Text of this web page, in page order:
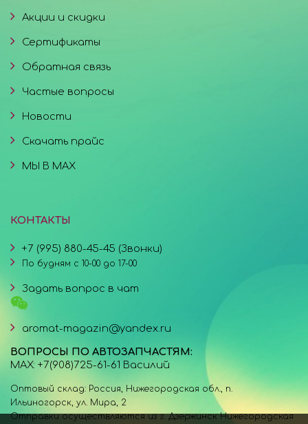
Акции и скидки
Сертификаты
Обратная связь
Частые вопросы
Новости
Скачать прайс
МЫ В MAX
КОНТАКТЫ
+7 (995) 880-45-45 (Звонки)
По будням с 10-00 до 17-00
Задать вопрос в чат
aromat-magazin@yandex.ru
ВОПРОСЫ ПО АВТОЗАПЧАСТЯМ:
MAX: +7(908)725-61-61 Василий
Оптовый склад: Россия, Нижегородская обл., п.
Ильиногорск, ул. Мира, 2
Отправки осуществляются из г. Дзержинск Нижегородская